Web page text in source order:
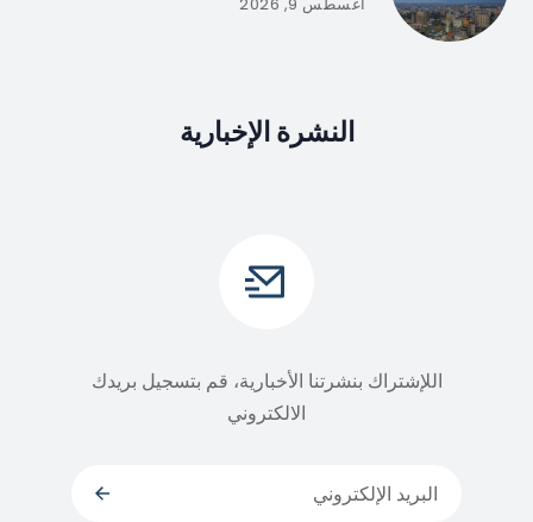
أغسطس 9, 2026
النشرة الإخبارية
اللإشتراك بنشرتنا الأخبارية، قم بتسجيل بريدك
الالكتروني